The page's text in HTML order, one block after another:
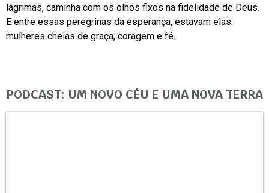
lágrimas, caminha com os olhos fixos na fidelidade de Deus.
E entre essas peregrinas da esperança, estavam elas:
mulheres cheias de graça, coragem e fé.
PODCAST: UM NOVO CÉU E UMA NOVA TERRA